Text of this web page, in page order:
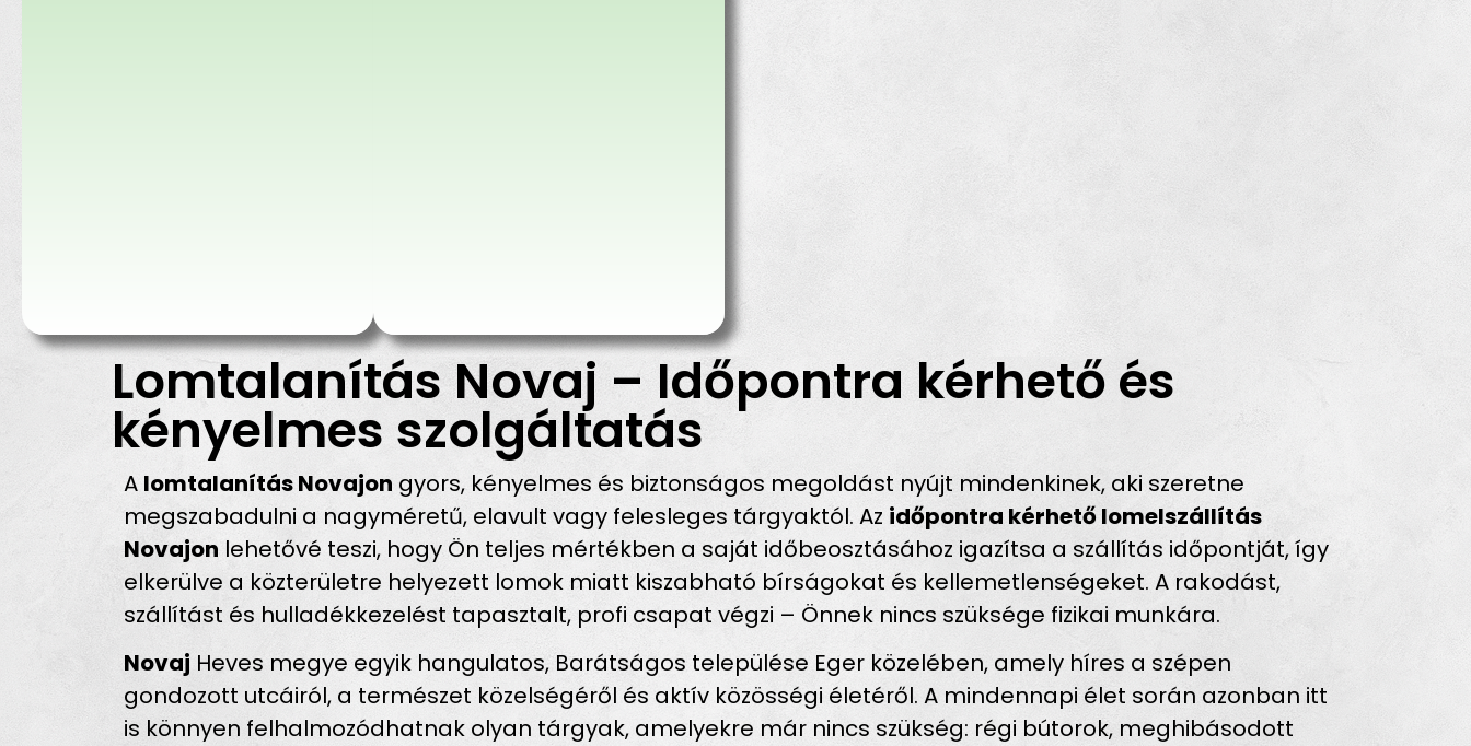
Lomtalanítás Novaj – Időpontra kérhető és
kényelmes szolgáltatás
A lomtalanítás Novajon gyors, kényelmes és biztonságos megoldást nyújt mindenkinek, aki szeretne
megszabadulni a nagyméretű, elavult vagy felesleges tárgyaktól. Az időpontra kérhető lomelszállítás
Novajon lehetővé teszi, hogy Ön teljes mértékben a saját időbeosztásához igazítsa a szállítás időpontját, így
elkerülve a közterületre helyezett lomok miatt kiszabható bírságokat és kellemetlenségeket. A rakodást,
szállítást és hulladékkezelést tapasztalt, profi csapat végzi – Önnek nincs szüksége fizikai munkára.
Novaj Heves megye egyik hangulatos, Barátságos települése Eger közelében, amely híres a szépen
gondozott utcáiról, a természet közelségéről és aktív közösségi életéről. A mindennapi élet során azonban itt
is könnyen felhalmozódhatnak olyan tárgyak, amelyekre már nincs szükség: régi bútorok, meghibásodott